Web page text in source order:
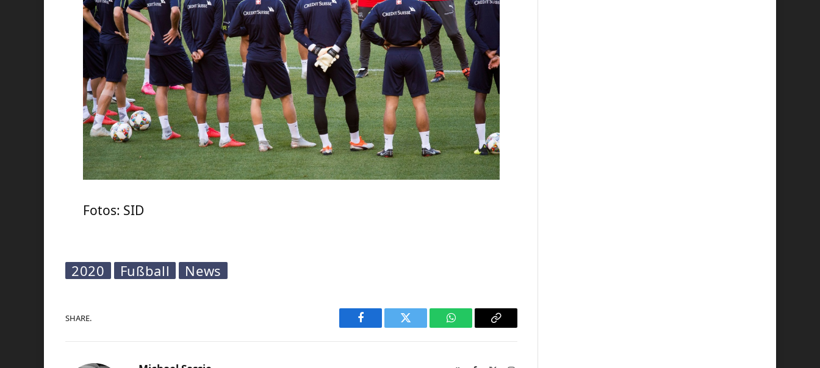
Fotos: SID
2020 Fußball News
SHARE.
Facebook Twitter WhatsAppCopy